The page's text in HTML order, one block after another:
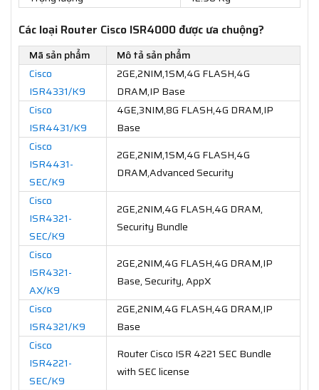
Các loại Router Cisco ISR4000 được ưa chuộng?
Mã sản phẩm
Mô tả sản phẩm
Cisco
ISR4331/K9
2GE,2NIM,1SM,4G FLASH,4G
DRAM,IP Base
Cisco
ISR4431/K9
4GE,3NIM,8G FLASH,4G DRAM,IP
Base
Cisco
ISR4431-
SEC/K9
2GE,2NIM,1SM,4G FLASH,4G
DRAM,Advanced Security
Cisco
ISR4321-
SEC/K9
2GE,2NIM,4G FLASH,4G DRAM,
Security Bundle
Cisco
ISR4321-
AX/K9
2GE,2NIM,4G FLASH,4G DRAM,IP
Base, Security, AppX
Cisco
ISR4321/K9
2GE,2NIM,4G FLASH,4G DRAM,IP
Base
Cisco
ISR4221-
SEC/K9
Router Cisco ISR 4221 SEC Bundle
with SEC license